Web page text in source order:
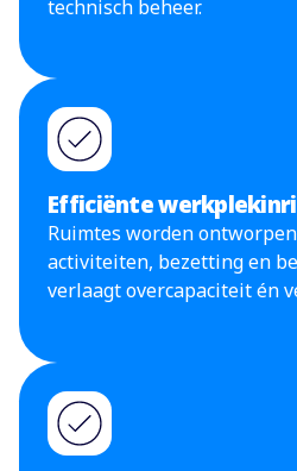
technisch beheer.
Efficiënte
Ruimtes worden
activiteiten, bezetting en
verlaagt overcapaciteit én